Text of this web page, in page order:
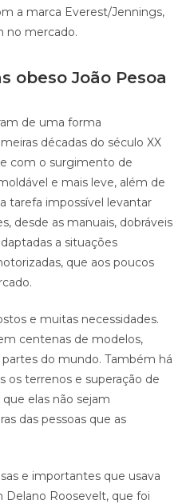
a marca Everest/Jennings,
no mercado.
obeso João Pesoa
de uma forma
décadas do século XX
com o surgimento de
e mais leve, além de
tarefa impossível levantar
desde as manuais, dobráveis
a situações
que aos poucos
e muitas necessidades.
centenas de modelos,
do mundo. Também há
os terrenos e superação de
elas não sejam
das pessoas que as
e importantes que usava
Delano Roosevelt, que foi